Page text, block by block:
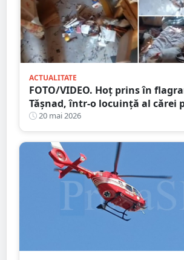
ACTUALITATE
FOTO/VIDEO. Hoț prins în
Tășnad, într-o locuință al cărei
este plecat din țară
20 mai 2026